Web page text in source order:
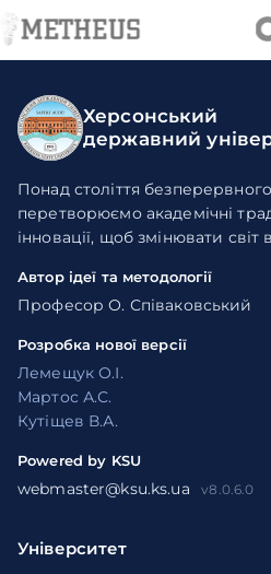
Херсонський
державний
Понад століття
перетворюємо академічні
інновації, щоб змінювати світ
Автор ідеї та методології
Професор О. Співаковський
Розробка нової версії
Лемещук О.І.
Мартос А.С.
Кутіщев В.А.
Powered by KSU
webmaster@ksu.ks.ua v8.0.6.0
Університет